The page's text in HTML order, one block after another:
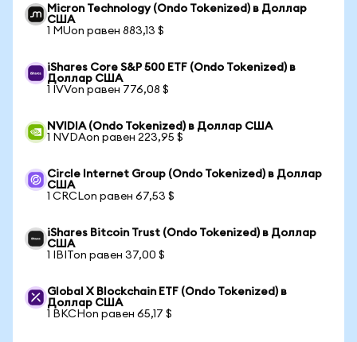
Micron Technology (Ondo Tokenized) в Доллар
США
1 MUon равен 883,13 $
iShares Core S&P 500 ETF (Ondo Tokenized) в
Доллар США
1 IVVon равен 776,08 $
NVIDIA (Ondo Tokenized) в Доллар США
1 NVDAon равен 223,95 $
Circle Internet Group (Ondo Tokenized) в Доллар
США
1 CRCLon равен 67,53 $
iShares Bitcoin Trust (Ondo Tokenized) в Доллар
США
1 IBITon равен 37,00 $
Global X Blockchain ETF (Ondo Tokenized) в
Доллар США
1 BKCHon равен 65,17 $